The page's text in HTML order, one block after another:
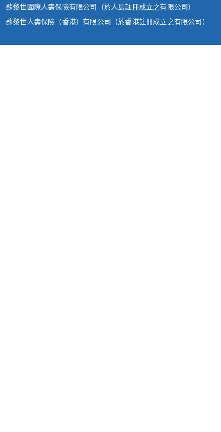
蘇黎世國際人壽保險有限公司（於人島註冊成立之有限公司）
蘇黎世人壽保險（香港）有限公司（於香港註冊成立之有限公司）